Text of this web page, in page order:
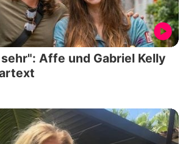
Affe und Gabriel Kelly